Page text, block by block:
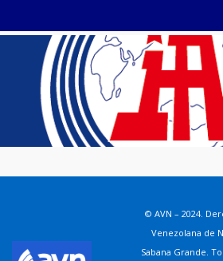
© AVN – 2024.
Venezolana de
Sabana Grande.